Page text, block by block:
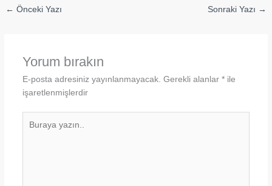
← Önceki Yazı Sonraki Yazı →
Yorum bırakın
E-posta adresiniz yayınlanmayacak. Gerekli alanlar *ile
işaretlenmişlerdir